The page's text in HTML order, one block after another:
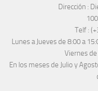
Dirección :
Telf :
Lunes a Jueves de 8:00 a
Viernes
En los meses de Julio y